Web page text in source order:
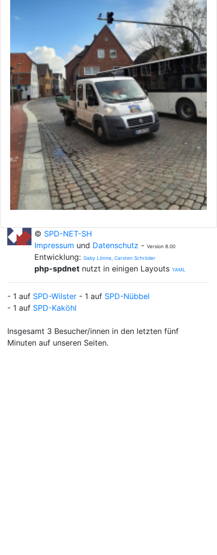
© SPD-NET-SH
Impressum und Datenschutz - Version 8.00
Entwicklung: Gaby Lönne, Carsten Schröder
php-spdnet nutzt in einigen Layouts YAML
- 1 auf SPD-Wilster - 1 auf SPD-Nübbel
- 1 auf SPD-Kaköhl
Insgesamt 3 Besucher/innen in den letzten fünf
Minuten auf unseren Seiten.